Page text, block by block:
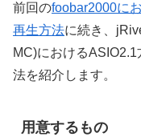
前回のfoobar2000に
再生方法に続き、
MC)における
法を紹介します。
用意するもの